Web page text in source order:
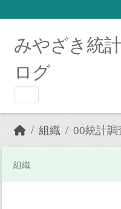
みやざき統
ログ
組織 00統計調
組織